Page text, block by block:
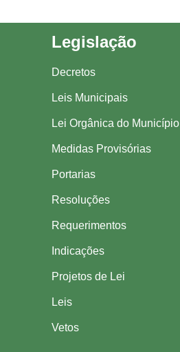
Legislação
Decretos
Leis Municipais
Lei Orgânica do Município
Medidas Provisórias
Portarias
Resoluções
Requerimentos
Indicações
Projetos de Lei
Leis
Vetos